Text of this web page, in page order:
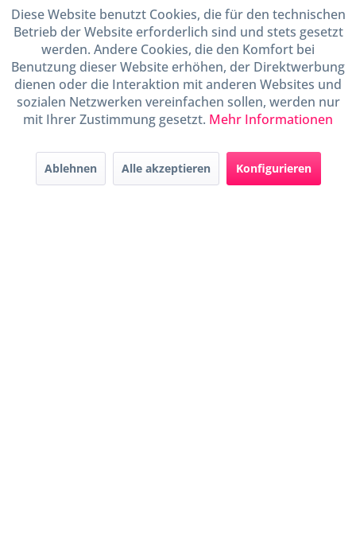
Service Hotline
Shop Service
Informationen
Handel mit BIO-Weinen
durch DE-ÖKO-009
Diese Website benutzt Cookies, die für den technischen
Betrieb der Website erforderlich sind und stets gesetzt
werden. Andere Cookies, die den Komfort bei
Benutzung dieser Website erhöhen, der Direktwerbung
dienen oder die Interaktion mit anderen Websites und
sozialen Netzwerken vereinfachen sollen, werden nur
mit Ihrer Zustimmung gesetzt. Mehr Informationen
Ablehnen Alle akzeptieren Konfigurieren